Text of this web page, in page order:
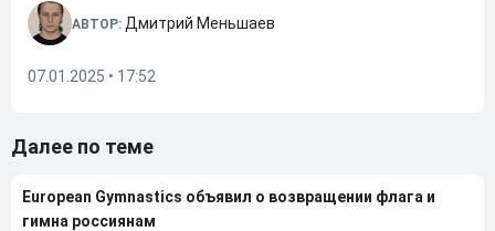
АВТОР: Дмитрий Меньшаев
07.01.2025 • 17:52
Далее по теме
European Gymnastics объявил о возвращении флага и
гимна россиянам